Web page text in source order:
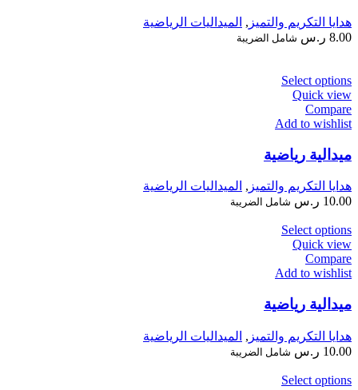
هدايا التكريم والتميز , الميداليات الرياضية
8.00 ر.س شامل الضريبة
Select options
Quick view
Compare
Add to wishlist
ميدالية رياضية
هدايا التكريم والتميز , الميداليات الرياضية
10.00 ر.س شامل الضريبة
Select options
Quick view
Compare
Add to wishlist
ميدالية رياضية
هدايا التكريم والتميز , الميداليات الرياضية
10.00 ر.س شامل الضريبة
Select options